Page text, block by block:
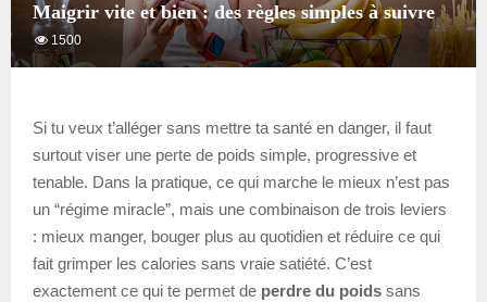
Maigrir vite et bien : des règles simples à suivre
1500
Si tu veux t’alléger sans mettre ta santé en danger, il faut
surtout viser une perte de poids simple, progressive et
tenable. Dans la pratique, ce qui marche le mieux n’est pas
un “régime miracle”, mais une combinaison de trois leviers
: mieux manger, bouger plus au quotidien et réduire ce qui
fait grimper les calories sans vraie satiété. C’est
exactement ce qui te permet de perdre du poids sans